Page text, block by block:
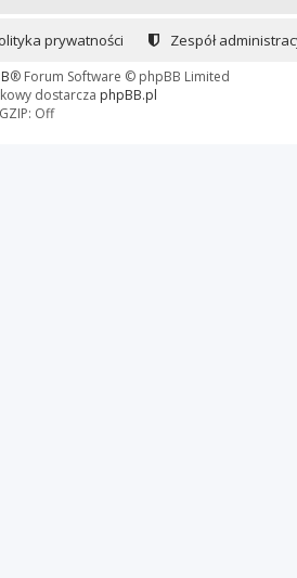
Zespół
prywatności
® Forum Software © phpBB Limited
dostarcza phpBB.pl
GZIP: Off